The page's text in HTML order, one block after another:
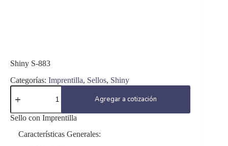
Shiny S-883
Categorías: Imprentilla, Sellos, Shiny
Shiny
S-
cantidad
Agregar a cotización
Sello con Imprentilla
Características Generales: